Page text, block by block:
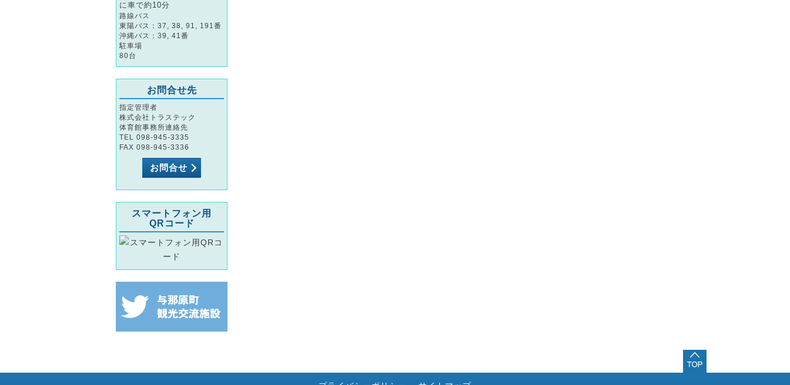
に車で約10分
路線バス
東陽バス：37, 38, 91, 191番
沖縄バス：39, 41番
駐車場
80台
お問合せ先
指定管理者
株式会社トラステック
体育館事務所連絡先
TEL 098-945-3335
FAX 098-945-3336
お問合せ
スマートフォン用
QRコード